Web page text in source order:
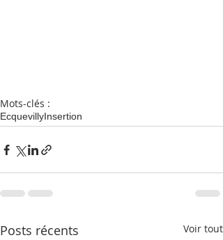
Mots-clés :
EcquevillyInsertion
Posts récents Voir tout